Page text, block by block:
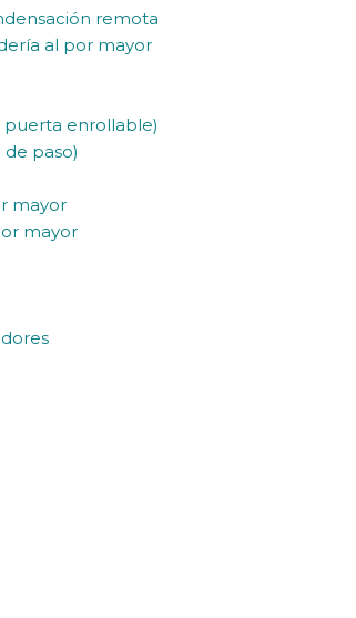
remota
al por mayor
puerta enrollable)
paso)
mayor
mayor